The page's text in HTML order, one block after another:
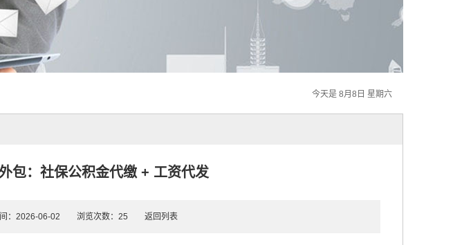
今天是 8月8日 星期六
包：社保公积金代缴 + 工资代发
间：2026-06-02 浏览次数：25 返回列表